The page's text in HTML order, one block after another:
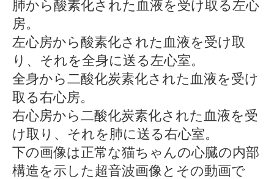
肺から酸素化された血液を受け取る左心
房。
左心房から酸素化された血液を受け取
り、それを全身に送る左心室。
全身から二酸化炭素化された血液を受け
取る右心房。
右心房から二酸化炭素化された血液を受
け取り、それを肺に送る右心室。
下の画像は正常な猫ちゃんの心臓の内部
構造を示した超音波画像とその動画で